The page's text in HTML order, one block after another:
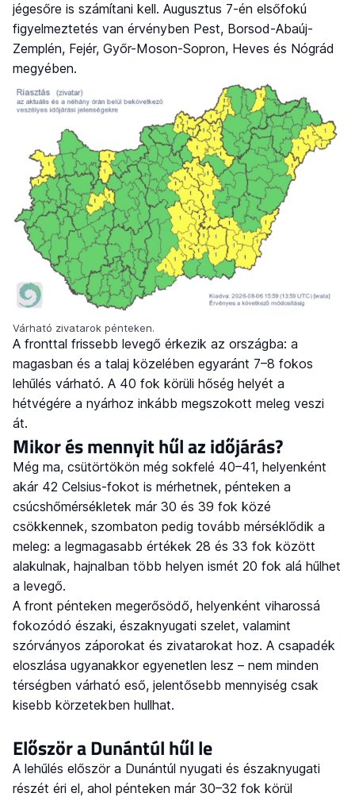
jégesőre is számítani kell. Augusztus 7-én elsőfokú
figyelmeztetés van érvényben Pest, Borsod-Abaúj-
Zemplén, Fejér, Győr-Moson-Sopron, Heves és Nógrád
megyében.
Várható zivatarok pénteken.
A fronttal frissebb levegő érkezik az országba: a
magasban és a talaj közelében egyaránt 7–8 fokos
lehűlés várható. A 40 fok körüli hőség helyét a
hétvégére a nyárhoz inkább megszokott meleg veszi
át.
Mikor és mennyit hűl az időjárás?
Még ma, csütörtökön még sokfelé 40–41, helyenként
akár 42 Celsius-fokot is mérhetnek, pénteken a
csúcshőmérsékletek már 30 és 39 fok közé
csökkennek, szombaton pedig tovább mérséklődik a
meleg: a legmagasabb értékek 28 és 33 fok között
alakulnak, hajnalban több helyen ismét 20 fok alá hűlhet
a levegő.
A front pénteken megerősödő, helyenként viharossá
fokozódó északi, északnyugati szelet, valamint
szórványos záporokat és zivatarokat hoz. A csapadék
eloszlása ugyanakkor egyenetlen lesz – nem minden
térségben várható eső, jelentősebb mennyiség csak
kisebb körzetekben hullhat.
Először a Dunántúl hűl le
A lehűlés először a Dunántúl nyugati és északnyugati
részét éri el, ahol pénteken már 30–32 fok körül